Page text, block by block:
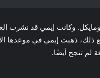
وكانت إيمي قد نشرت
لم تنجح أيضًا.